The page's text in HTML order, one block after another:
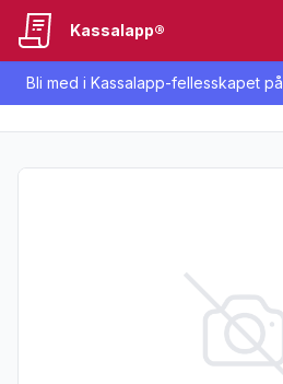
Bli med i Kassalapp-fellesskapet på
Kassalapp®